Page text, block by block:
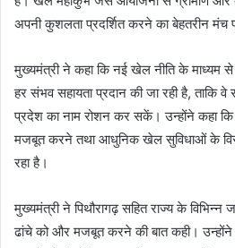
अपनी कुशलता प्रदर्शित करने का बेहतरीन मंच
मुख्यमंत्री ने कहा कि नई खेल नीति के माध्यम से
हर संभव सहायता प्रदान की जा रही है, ताकि वे
प्रदेश का नाम रोशन कर सकें। उन्होंने कहा
मजबूत करने तथा आधुनिक खेल सुविधाओं के
रहा है।
मुख्यमंत्री ने पिथौरागढ़ सहित राज्य के विभिन्न
ढांचे को और मजबूत करने की बात कही। उन्होंने